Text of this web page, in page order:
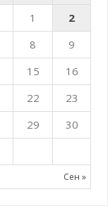
1
2
8
9
15
16
22
23
29
30
Сен »